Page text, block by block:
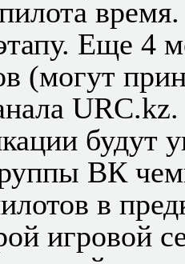
Еще 4
(могут
будут
ВК
в
игровой